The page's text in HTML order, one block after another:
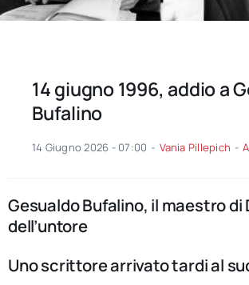
14 giugno 1996, addio a
Bufalino
14 Giugno 2026 - 07:00 - Vania Pillepich -
Gesualdo Bufalino, il maestro di
dell’untore
Uno scrittore arrivato tardi al